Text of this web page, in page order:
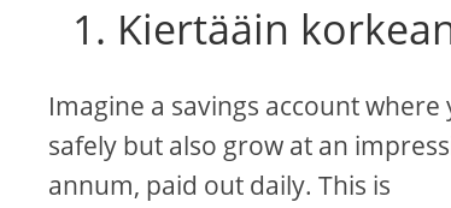
1. Kiertääin
Imagine a savings account
safely but also grow at an
annum, paid out daily. This is